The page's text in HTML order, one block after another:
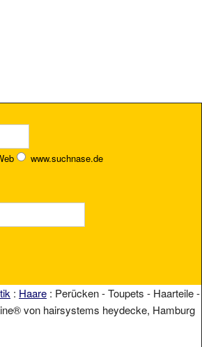
www.suchnase.de
: Haare : Perücken - Toupets - Haarteile -
von hairsystems heydecke, Hamburg